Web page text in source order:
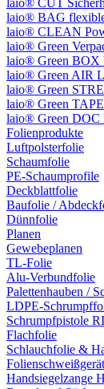
laio® CUT
laio® BAG
laio® CLEAN
laio® Green
laio® Green BOX
laio® Green AIR
laio® Green
laio® Green
laio® Green DOC
Folienprodukte
Luftpolsterfolie
Schaumfolie
PE-Schaumprofile
Deckblattfolie
Baufolie /
Dünnfolie
Planen
Gewebeplanen
TL-Folie
Alu-Verbundfolie
Palettenhauben /
LDPE-
Schrumpfpistole
Flachfolie
Schlauchfolie &
Handsiegelzange